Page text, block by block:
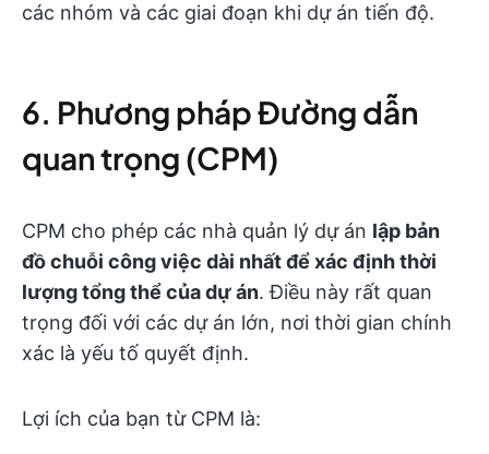
các nhóm và các giai đoạn khi dự án tiến độ.
6. Phương pháp Đường dẫn
quan trọng (CPM)
CPM cho phép các nhà quản lý dự án lập bản
đồ chuỗi công việc dài nhất để xác định thời
lượng tổng thể của dự án. Điều này rất quan
trọng đối với các dự án lớn, nơi thời gian chính
xác là yếu tố quyết định.
Lợi ích của bạn từ CPM là: